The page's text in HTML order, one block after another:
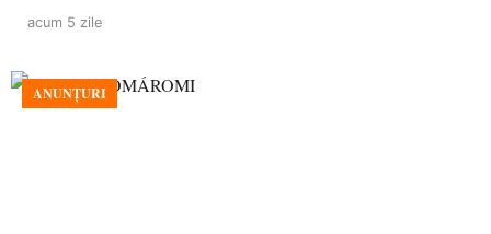
acum 5 zile
ANUNȚURI